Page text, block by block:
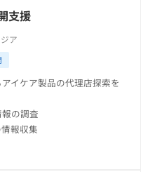
支援
ア
イケア製品の代理店探索を
の調査
報収集